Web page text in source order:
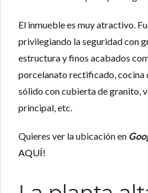
El inmueble es muy atractivo.
privilegiando la seguridad con
estructura y finos acabados
porcelanato rectificado, cocina
sólido con cubierta de granito,
principal, etc.
Quieres ver la ubicación en
AQUÍ!